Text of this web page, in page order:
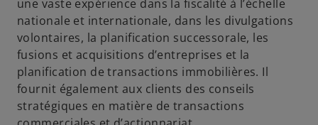
une vaste expérience dans la fiscalité à l’échelle
nationale et internationale, dans les divulgations
volontaires, la planification successorale, les
fusions et acquisitions d’entreprises et la
planification de transactions immobilières. Il
fournit également aux clients des conseils
stratégiques en matière de transactions